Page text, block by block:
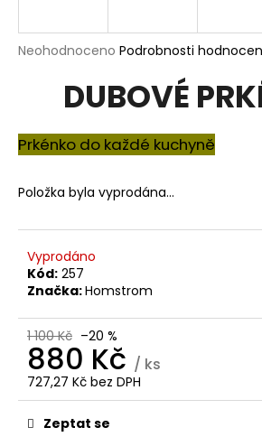
Průměrné
produktu
z
5
Neohodnoceno Podrobnosti
DUBOVÉ
Prkénko do každé kuchyně
Položka byla vyprodána…
Vyprodáno
Kód: 257
Značka:Homstrom
1 100 Kč –20 %
880 Kč / ks
727,27 Kč bez DPH
Měrná
cena:Zeptat se
j
D
p
o
u
č
u